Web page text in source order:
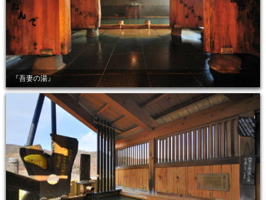
『吾妻の湯』